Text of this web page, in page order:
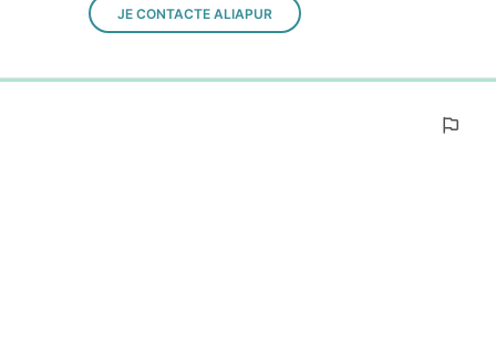
JE CONTACTE ALIAPUR
0%